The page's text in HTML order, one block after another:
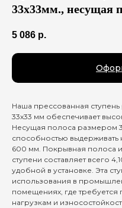
33х33мм., несущая
5 086 р.
Наша прессованная
33х33 мм обеспечивает
Несущая полоса размером
способностью выдерживать
600 мм. Покрывная полоса
ступени составляет всего
удобной в установке. Эта
использования в
помещениях, где требуется
нагрузкам и